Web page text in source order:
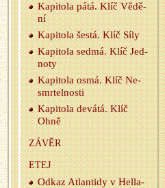
Ka­pi­to­la pátá. Klíč Vě­dě­
ní
Ka­pi­to­la šestá. Klíč Síly
Ka­pi­to­la sedmá. Klíč Jed­
no­ty
Ka­pi­to­la osmá. Klíč Ne­
smr­tel­nos­ti
Ka­pi­to­la de­vá­tá. Klíč
Ohně
ZÁVĚR
ETEJ
Odkaz At­lan­ti­dy v Hella­